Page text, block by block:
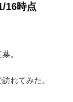
16時点
。
れてみた。